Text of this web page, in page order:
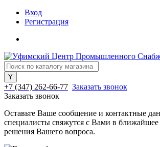
Вход
Регистрация
+7 (347) 262-66-77 Заказать звонок
Заказать звонок
Оставьте Ваше сообщение и контактные
специалисты свяжутся с Вами в ближайшее
решения Вашего вопроса.